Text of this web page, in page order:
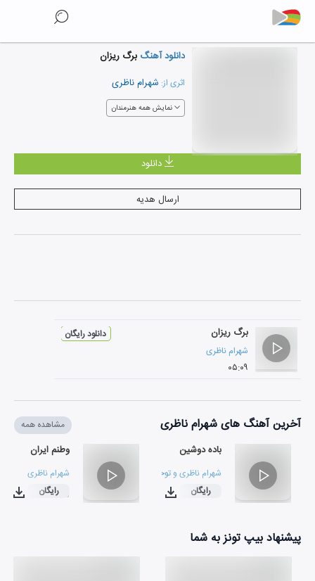
دانلود آهنگ برگ ریزان
اثری از: شهرام ناظری
نمایش همه هنرمندان
دانلود
ارسال هدیه
برگ ریزان
شهرام ناظری
۰۵:۰۹
دانلود رایگان
آخرین آهنگ های شهرام ناظری مشاهده همه
باده دوشین
شهرام ناظری و توحید وحید
۰۷:۱۲
رایگان
وطنم ایران
شهرام ناظری
۰۲:۴۵رایگان
پیشنهاد بیپ تونز به شما